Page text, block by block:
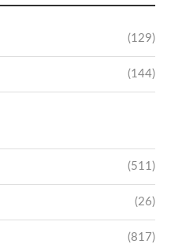
(129)
(144)
(511)
(26)
(817)